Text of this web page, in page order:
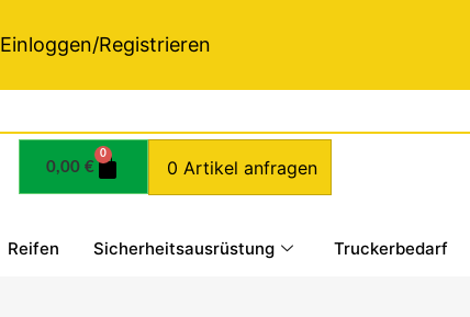
Einloggen/Registrieren
0,00 €
0
0 Artikel anfragen
Reifen Sicherheitsausrüstung Truckerbedarf